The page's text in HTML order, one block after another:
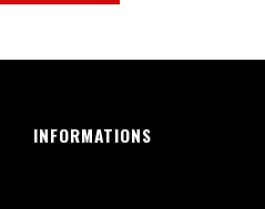
INFORMATIONS